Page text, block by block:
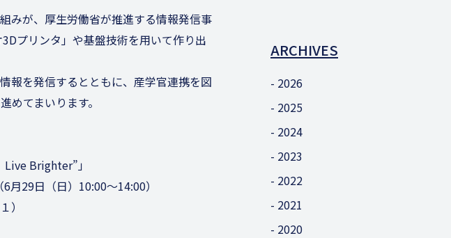
みが、厚生労働省が推進する情報発信事
プリンタ」や基盤技術を用いて作り出
報を発信するとともに、産学官連携を図
めてまいります。
Live Brighter”」
29日（日）10:00～14:00）
）
ARCHIVES
2026
2025
2024
2023
2022
2021
2020